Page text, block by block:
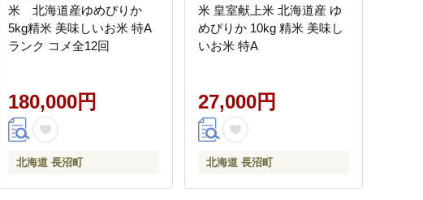
米 北海道産ゆめぴりか
5kg精米 美味しいお米 特A
ランク コメ全12回
180,000円
北海道 長沼町
米 皇室献上米 北海道産 ゆ
めぴりか 10kg 精米 美味し
いお米 特A
27,000円
北海道 長沼町